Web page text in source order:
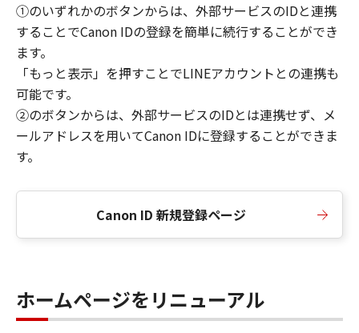
①のいずれかのボタンからは、外部サービスのIDと連携
することでCanon IDの登録を簡単に続行することができ
ます。
「もっと表示」を押すことでLINEアカウントとの連携も
可能です。
②のボタンからは、外部サービスのIDとは連携せず、メ
ールアドレスを用いてCanon IDに登録することができま
す。
Canon ID 新規登録ページ
ホームページをリニューアル